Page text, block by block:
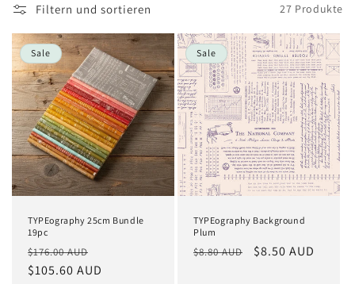
e
g
o
r
i
e
Filtern und sortieren 27 Produkte
Sale
TYPEography 25cm Bundle
19pc
Normaler
Preis
$176.00 AUD
$105.60 AUD
Sale
TYPEography Background
Plum
Normaler
$8.80 AUD Verkaufspreis
$8.50 AUD